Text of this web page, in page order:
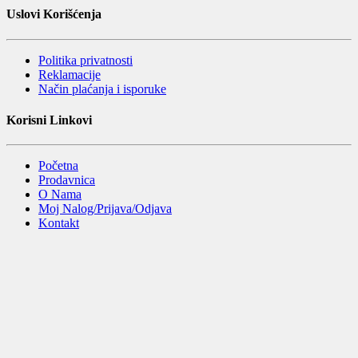
Uslovi Korišćenja
Politika privatnosti
Reklamacije
Način plaćanja i isporuke
Korisni Linkovi
Početna
Prodavnica
O Nama
Moj Nalog/Prijava/Odjava
Kontakt